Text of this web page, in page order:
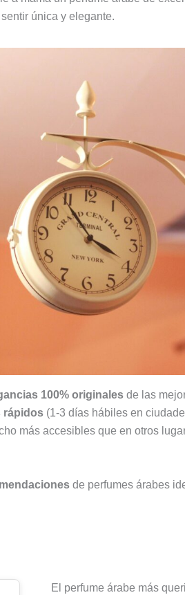
única y elegante.
100% originales de las
rápidos (1-3 días hábiles en
más accesibles que en otros
de perfumes árabes
El perfume árabe más